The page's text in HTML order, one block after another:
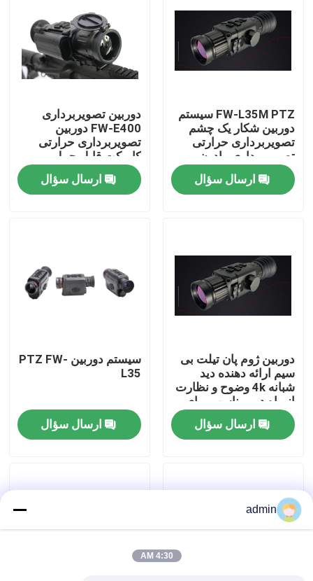
خونه
ویدیوها
کنترل کیفیت
با ما تماس بگیرید
درخواست نقل قول
FW-L35M PTZ سیستم
دوربین شکار یک چشم
تصویربرداری حرارتی
تصویربرداری مادون
قرمز شب دید
ارسال سؤال
دوربین تصویربرداری
FW-E400 دوربین
تصویربرداری حرارتی
کامپکت قابل حمل
حرارتی شب دید
ارسال سؤال
دوربین ژوم پان تیلت بی
سیم ارائه دهنده دید
شبانه 4k وضوح و نظارت
از راه دور مناسب برای
نظارت امنیتی
ارسال سؤال
سیستم دوربین PTZ FW-
L35
ارسال سؤال
admin
4:30 AM